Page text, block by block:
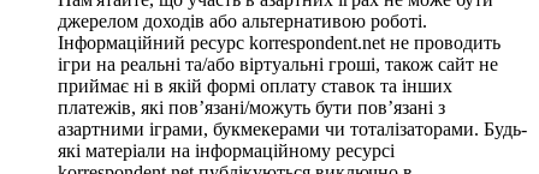
джерелом доходів або альтернативою роботі.
Інформаційний ресурс korrespondent.net не проводить
ігри на реальні та/або віртуальні гроші, також сайт не
приймає ні в якій формі оплату ставок та інших
платежів, які пов’язані/можуть бути пов’язані з
азартними іграми, букмекерами чи тоталізаторами. Будь-
які матеріали на інформаційному ресурсі